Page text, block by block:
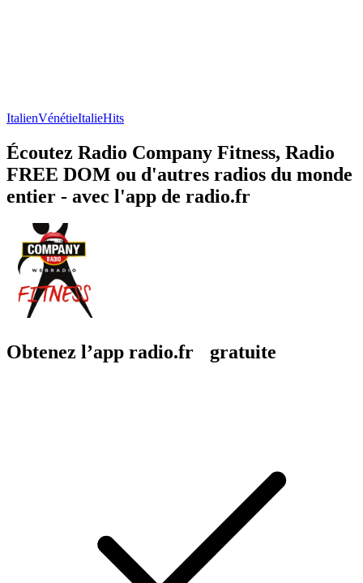
ItalienVénétieItalieHits
Écoutez Radio Company Fitness, Radio
FREE DOM ou d'autres radios du monde
entier - avec l'app de radio.fr
Obtenez l’app radio.fr gratuite